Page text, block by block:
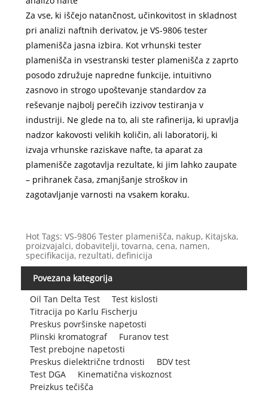
Za vse, ki iščejo natančnost, učinkovitost in skladnost
pri analizi naftnih derivatov, je VS-9806 tester
plamenišča jasna izbira. Kot vrhunski tester
plamenišča in vsestranski tester plamenišča z zaprto
posodo združuje napredne funkcije, intuitivno
zasnovo in strogo upoštevanje standardov za
reševanje najbolj perečih izzivov testiranja v
industriji. Ne glede na to, ali ste rafinerija, ki upravlja
nadzor kakovosti velikih količin, ali laboratorij, ki
izvaja vrhunske raziskave nafte, ta aparat za
plamenišče zagotavlja rezultate, ki jim lahko zaupate
– prihranek časa, zmanjšanje stroškov in
zagotavljanje varnosti na vsakem koraku.
Hot Tags: VS-9806 Tester plamenišča, nakup, Kitajska,
proizvajalci, dobavitelji, tovarna, cena, namen,
specifikacija, rezultati, definicija
Povezana kategorija
Oil Tan Delta Test
Test kislosti
Titracija po Karlu Fischerju
Preskus površinske napetosti
Plinski kromatograf
Furanov test
Test prebojne napetosti
Preskus dielektrične trdnosti
BDV test
Test DGA
Kinematična viskoznost
Preizkus tečišča